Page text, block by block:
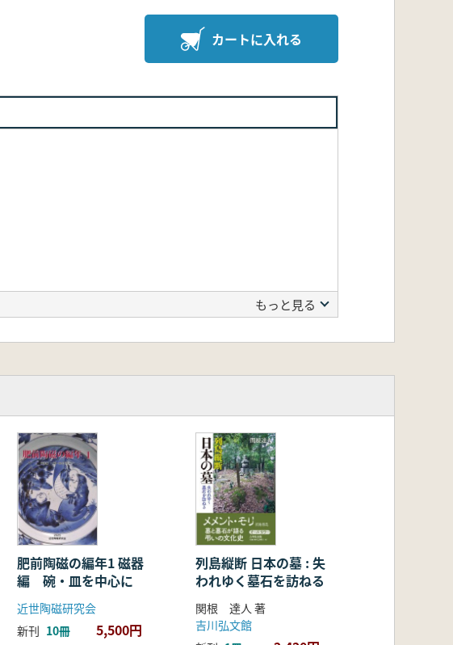
カートに入れる
年〕二月八日)
もっと見る
肥前陶磁の編年1 磁器
編 碗・皿を中心に
近世陶磁研究会
新刊 10冊 5,500円
列島縦断 日本の墓 : 失
われゆく墓石を訪ねる
関根 達人 著
吉川弘文館